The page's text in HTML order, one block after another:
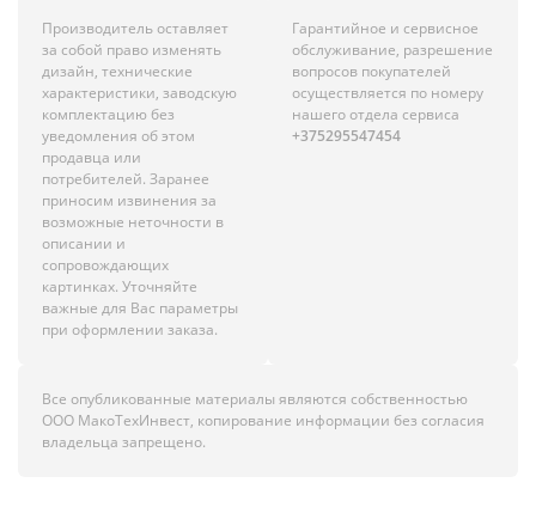
Производитель оставляет
за собой право изменять
дизайн, технические
характеристики, заводскую
комплектацию без
уведомления об этом
продавца или
потребителей. Заранее
приносим извинения за
возможные неточности в
описании и
сопровождающих
картинках. Уточняйте
важные для Вас параметры
при оформлении заказа.
Гарантийное и сервисное
обслуживание, разрешение
вопросов покупателей
осуществляется по номеру
нашего отдела сервиса
+375295547454
Все опубликованные материалы являются собственностью
ООО МакоТехИнвест, копирование информации без согласия
владельца запрещено.